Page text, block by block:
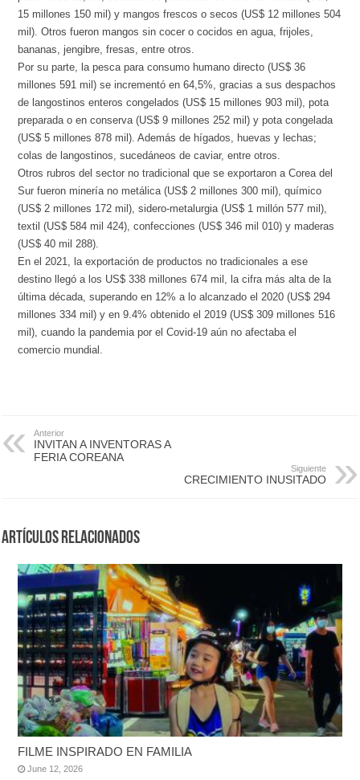
15 millones 150 mil) y mangos frescos o secos (US$ 12 millones 504
mil). Otros fueron mangos sin cocer o cocidos en agua, frijoles,
bananas, jengibre, fresas, entre otros.
Por su parte, la pesca para consumo humano directo (US$ 36
millones 591 mil) se incrementó en 64,5%, gracias a sus despachos
de langostinos enteros congelados (US$ 15 millones 903 mil), pota
preparada o en conserva (US$ 9 millones 252 mil) y pota congelada
(US$ 5 millones 878 mil). Además de hígados, huevas y lechas;
colas de langostinos, sucedáneos de caviar, entre otros.
Otros rubros del sector no tradicional que se exportaron a Corea del
Sur fueron minería no metálica (US$ 2 millones 300 mil), químico
(US$ 2 millones 172 mil), sidero-metalurgia (US$ 1 millón 577 mil),
textil (US$ 584 mil 424), confecciones (US$ 346 mil 010) y maderas
(US$ 40 mil 288).
En el 2021, la exportación de productos no tradicionales a ese
destino llegó a los US$ 338 millones 674 mil, la cifra más alta de la
última década, superando en 12% a lo alcanzado el 2020 (US$ 294
millones 334 mil) y en 9.4% obtenido el 2019 (US$ 309 millones 516
mil), cuando la pandemia por el Covid-19 aún no afectaba el
comercio mundial.
Anterior
INVITAN A INVENTORAS A
FERIA COREANA
Siguiente
CRECIMIENTO INUSITADO
Artículos Relacionados
FILME INSPIRADO EN FAMILIA
June 12, 2026